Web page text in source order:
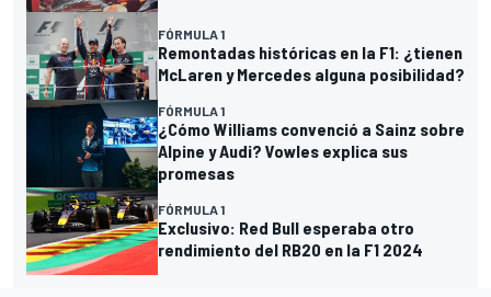
FÓRMULA 1
Remontadas históricas en la F1: ¿tienen
McLaren y Mercedes alguna posibilidad?
FÓRMULA 1
¿Cómo Williams convenció a Sainz sobre
Alpine y Audi? Vowles explica sus
promesas
FÓRMULA 1
Exclusivo: Red Bull esperaba otro
rendimiento del RB20 en la F1 2024